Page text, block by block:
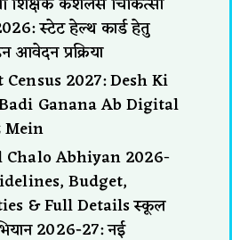
स्टेट हेल्थ कार्ड हेतु
आवेदन प्रक्रिया
2027: Desh Ki
Ganana Ab Digital
Mein
Chalo Abhiyan 2026-
Budget,
& Full Details स्कूल
2026-27: नई